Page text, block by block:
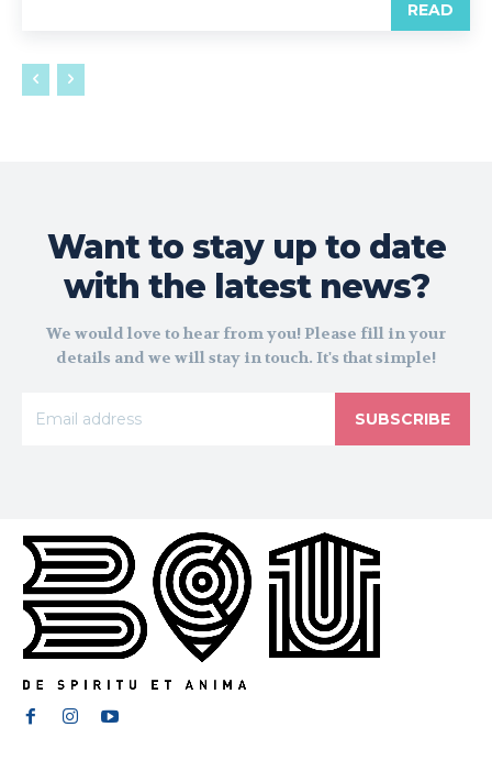
READ
Want to stay up to date
with the latest news?
We would love to hear from you! Please fill in your
details and we will stay in touch. It's that simple!
SUBSCRIBE